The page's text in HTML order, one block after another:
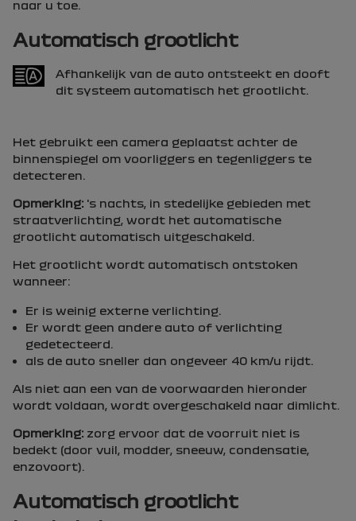
naar u toe.
Automatisch grootlicht
Afhankelijk van de auto ontsteekt en dooft
dit systeem automatisch het grootlicht.
Het gebruikt een camera geplaatst achter de
binnenspiegel om voorliggers en tegenliggers te
detecteren.
Opmerking: 's nachts, in stedelijke gebieden met
straatverlichting, wordt het automatische
grootlicht automatisch uitgeschakeld.
Het grootlicht wordt automatisch ontstoken
wanneer:
Er is weinig externe verlichting.
Er wordt geen andere auto of verlichting
gedetecteerd.
als de auto sneller dan ongeveer 40 km/u rijdt.
Als niet aan een van de voorwaarden hieronder
wordt voldaan, wordt overgeschakeld naar dimlicht.
Opmerking: zorg ervoor dat de voorruit niet is
bedekt (door vuil, modder, sneeuw, condensatie,
enzovoort).
Automatisch grootlicht